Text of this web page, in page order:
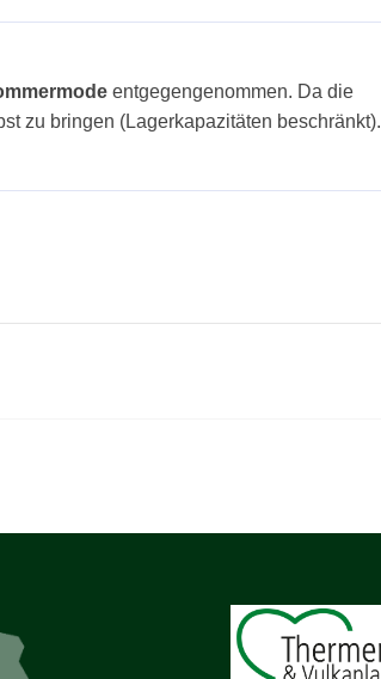
entgegengenommen. Da die
zu bringen (Lagerkapazitäten beschränkt).